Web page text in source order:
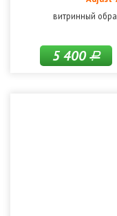
витринный
5 400Р